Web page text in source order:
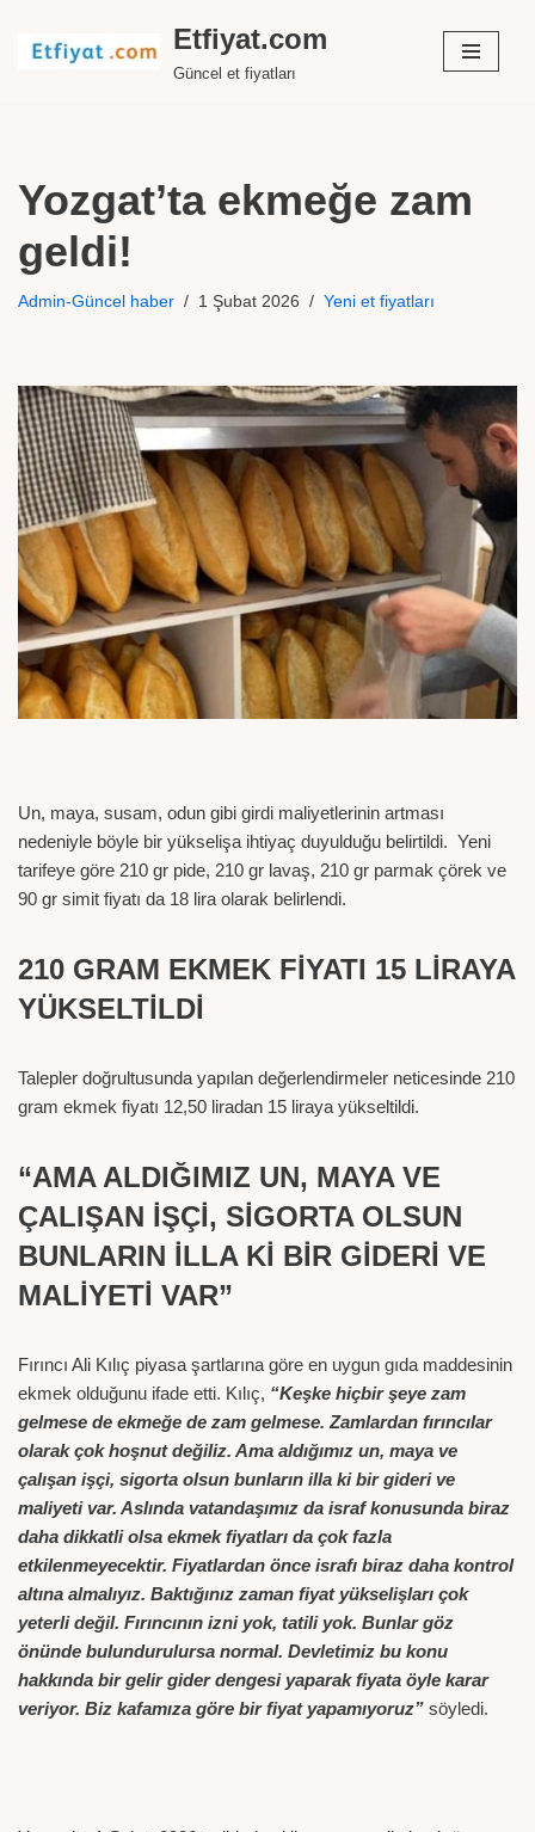
İçeriğe
Etfiyat.com
Güncel et fiyatları
Yozgat’ta ekmeğe zam
geldi!
Admin-Güncel haber 1 Şubat 2026 Yeni et fiyatları
Un, maya, susam, odun gibi girdi maliyetlerinin artması
nedeniyle böyle bir yükselişa ihtiyaç duyulduğu belirtildi. Yeni
tarifeye göre 210 gr pide, 210 gr lavaş, 210 gr parmak çörek ve
90 gr simit fiyatı da 18 lira olarak belirlendi.
210 GRAM EKMEK FİYATI 15 LİRAYA
YÜKSELTİLDİ
Talepler doğrultusunda yapılan değerlendirmeler neticesinde 210
gram ekmek fiyatı 12,50 liradan 15 liraya yükseltildi.
“AMA ALDIĞIMIZ UN, MAYA VE
ÇALIŞAN İŞÇİ, SİGORTA OLSUN
BUNLARIN İLLA Kİ BİR GİDERİ VE
MALİYETİ VAR”
Fırıncı Ali Kılıç piyasa şartlarına göre en uygun gıda maddesinin
ekmek olduğunu ifade etti. Kılıç, “Keşke hiçbir şeye zam
gelmese de ekmeğe de zam gelmese. Zamlardan fırıncılar
olarak çok hoşnut değiliz. Ama aldığımız un, maya ve
çalışan işçi, sigorta olsun bunların illa ki bir gideri ve
maliyeti var. Aslında vatandaşımız da israf konusunda biraz
daha dikkatli olsa ekmek fiyatları da çok fazla
etkilenmeyecektir. Fiyatlardan önce israfı biraz daha kontrol
altına almalıyız. Baktığınız zaman fiyat yükselişları çok
yeterli değil. Fırıncının izni yok, tatili yok. Bunlar göz
önünde bulundurulursa normal. Devletimiz bu konu
hakkında bir gelir gider dengesi yaparak fiyata öyle karar
veriyor. Biz kafamıza göre bir fiyat yapamıyoruz” söyledi.